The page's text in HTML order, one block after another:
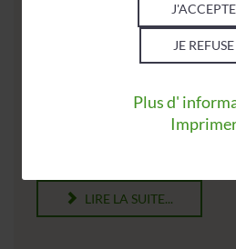
Formation -
DANS UNE
La Qualité de Vie et les
LIRE LA SUITE...
J'ACCEPTE
JE REFUSE
Plus d'